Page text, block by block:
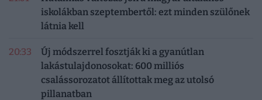
iskolákban szeptembertől: ezt minden szülőnek
látnia kell
20:33
Új módszerrel fosztják ki a gyanútlan
lakástulajdonosokat: 600 milliós
csalássorozatot állítottak meg az utolsó
pillanatban